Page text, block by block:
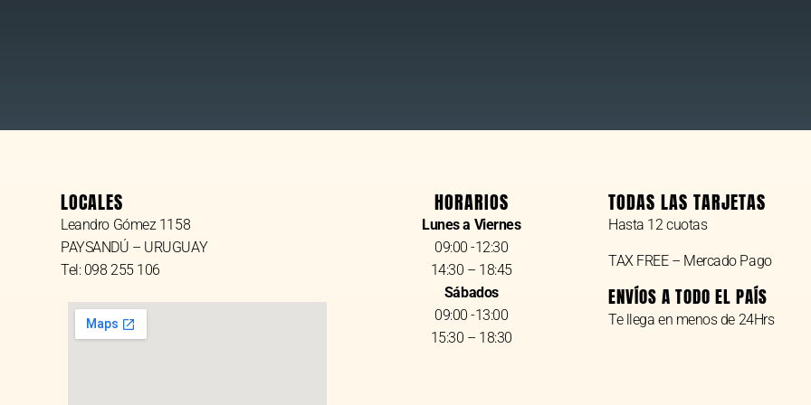
LOCALES
Leandro Gómez 1158
PAYSANDÚ – URUGUAY
Tel: 098 255 106
HORARIOS
Lunes a Viernes
09:00 -12:30
14:30 – 18:45
Sábados
09:00 -13:00
15:30 – 18:30
TODAS LAS TARJETAS
Hasta 12 cuotas
TAX FREE – Mercado Pago
ENVÍOS A TODO EL PAÍS
Te llega en menos de 24Hrs